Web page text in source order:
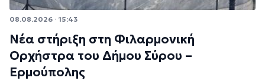
08.08.2026 · 15:43
Νέα στήριξη στη Φιλαρμονική
Ορχήστρα του Δήμου Σύρου –
Ερμούπολης